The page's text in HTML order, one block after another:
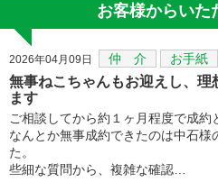
お客様からいた
2026年04月09日 仲 介 お手紙
無事ねこちゃんもお迎えし、理
ます
ご相談してから約１ヶ月程度で成
なんとか無事成約できたのは中石様
た。
些細な質問から、複雑な確認…